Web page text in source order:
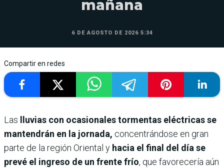
mañana
6 DE AGOSTO DE 2026 5:34
Compartir en redes
Las
lluvias con ocasionales tormentas eléctricas se
mantendrán en la jornada, concentrándose en gran
parte de la región Oriental y hacia el final del día se
prevé el ingreso de un frente frío, que favorecería aún